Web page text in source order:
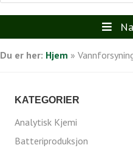
Du er her: Hjem »
KATEGORIER
Analytisk Kjemi
Batteriproduksjon